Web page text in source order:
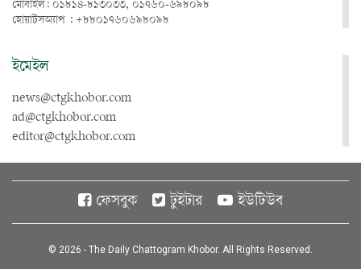
মোবাইল: ০১৮১৪-৮১৩০৩৩, ০১৭৬০-৬৯৮০৯৮
হোয়াটসঅ্যাপ : +৮৮০১৭৬০৬৯৮০৯৮
ইমেইল
news@ctgkhobor.com
ad@ctgkhobor.com
editor@ctgkhobor.com
ফেসবুক টুইটার ইউটিউব
© 2026 - The Daily Chattogram Khobor. All Rights Reserved.